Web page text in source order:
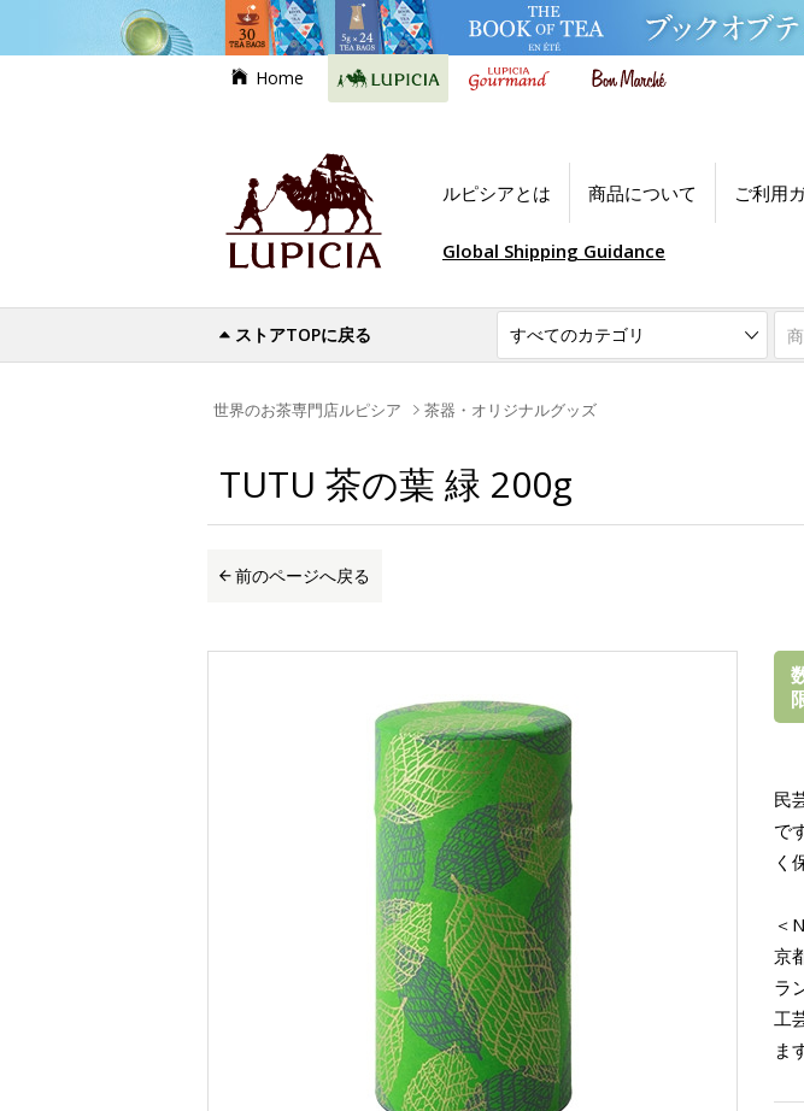
Home
ルピシアとは 商品について ご利用
Global Shipping Guidance
ストアTOPに戻る
世界のお茶専門店ルピシア 茶器・オリジナルグッズ
TUTU 茶の葉 緑 200g
前のページへ戻る
民
で
く
＜
京
ラ
工
ま